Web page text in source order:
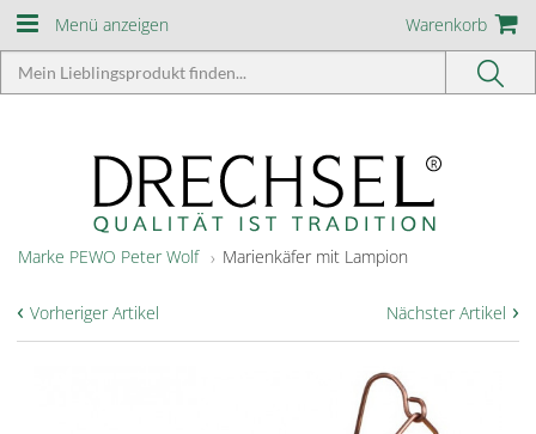
Menü anzeigen Warenkorb
Marke PEWO Peter Wolf Marienkäfer mit Lampion
Nächster Artikel ›
‹ Vorheriger Artikel